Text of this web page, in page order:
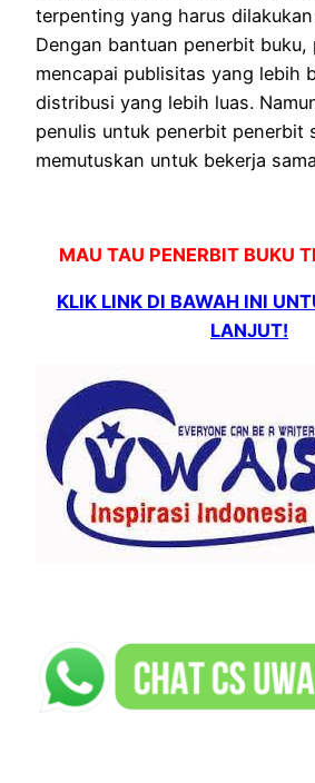
terpenting yang harus
Dengan bantuan penerbit buku,
mencapai publisitas yang lebih
distribusi yang lebih luas.
penulis untuk penerbit penerbit
memutuskan untuk bekerja
MAU TAU PENERBIT BUKU
KLIK LINK DI BAWAH INI
LANJUT!